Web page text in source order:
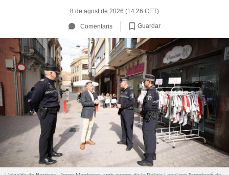
8 de agost de 2026 (14:26 CET)
Comentaris Guardar